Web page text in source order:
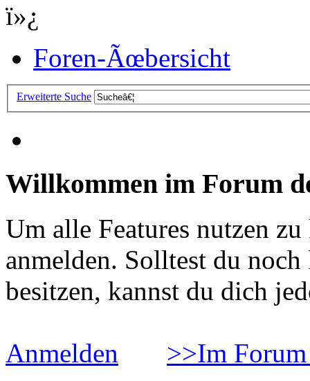
ï»¿
Foren-Ãœbersicht
Erweiterte Suche
Willkommen im Forum
Um alle Features nutzen
anmelden. Solltest du
besitzen, kannst du dich
Anmelden >>Im